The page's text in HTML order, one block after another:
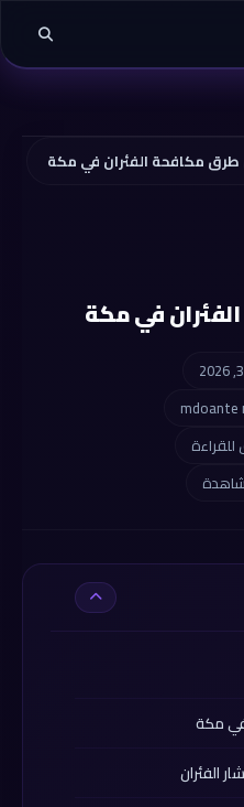
مكافحة الفئران في مكة
في مكة
mdoante
في مكة
الفئران